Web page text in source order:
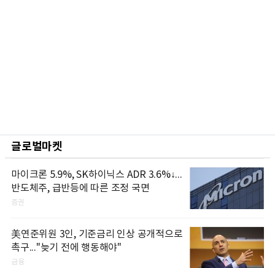
글로벌마켓
마이크론 5.9%, SK하이닉스 ADR 3.6%↓...
반도체주, 급반등에 따른 조정 국면
증권
美연준위원 3인, 기준금리 인상 공개적으로
촉구..."늦기 전에 행동해야"
금융